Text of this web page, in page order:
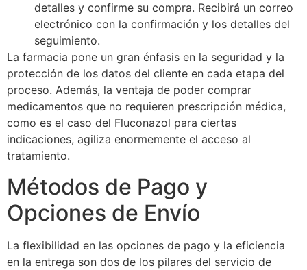
detalles y confirme su compra. Recibirá un correo
electrónico con la confirmación y los detalles del
seguimiento.
La farmacia pone un gran énfasis en la seguridad y la
protección de los datos del cliente en cada etapa del
proceso. Además, la ventaja de poder comprar
medicamentos que no requieren prescripción médica,
como es el caso del Fluconazol para ciertas
indicaciones, agiliza enormemente el acceso al
tratamiento.
Métodos de Pago y
Opciones de Envío
La flexibilidad en las opciones de pago y la eficiencia
en la entrega son dos de los pilares del servicio de